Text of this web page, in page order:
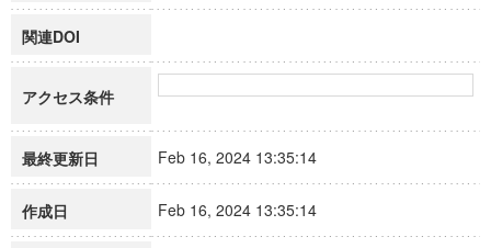
関連DOI
アクセス条件
最終更新日 Feb 16, 2024 13:35:14
作成日 Feb 16, 2024 13:35:14